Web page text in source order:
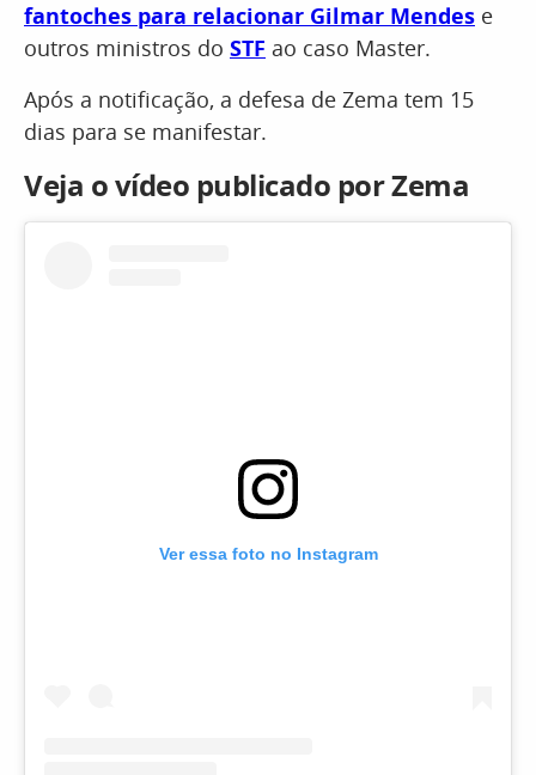
fantoches para relacionar Gilmar Mendes e
outros ministros do STF ao caso Master.
Após a notificação, a defesa de Zema tem 15
dias para se manifestar.
Veja o vídeo publicado por Zema
Ver essa foto no Instagram